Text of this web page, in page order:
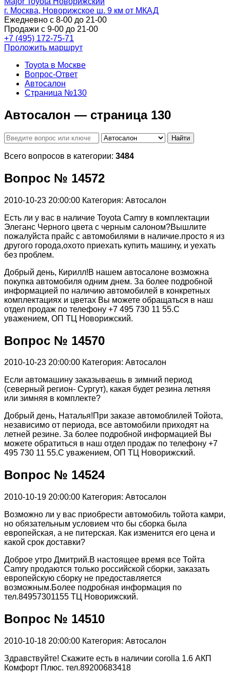
г. Москва, Новорижское ш. 9 км от МКАД
Ежедневно с 8-00 до 21-00
Продажи с 9-00 до 21-00
+7 (495) 172-75-71
Проложить маршрут
Toyota в Москве
Вопрос-Ответ
Автосалон
Страница №130
Автосалон — страница 130
Найти
Всего вопросов в категории: 3484
Вопрос № 14572
2010-10-23 20:00:00 Категория: Автосалон
Есть ли у вас в наличие Toyota Camry в комплектации
Элеганс Черного цвета с черным салоном?Вышлите
пожалуйста прайс с автомобилями в наличие.просто я из
другого города,охото приехать купить машину, и уехать
без проблем.
Добрый день, Кирилл!В нашем автосалоне возможна
покупка автомобиля одним днем. За более подробной
информацией по наличию автомобилей в конкретных
комплектациях и цветах Вы можете обращаться в наш
отдел продаж по телефону +7 495 730 11 55.С
уважением, ОП ТЦ Новорижский.
Вопрос № 14570
2010-10-23 20:00:00 Категория: Автосалон
Если автомашину заказываешь в зимний период
(северный регион- Сургут), какая будет резина летняя
или зимняя в комплекте?
Добрый день, Наталья!При заказе автомоблилей Тойота,
независимо от периода, все автомобили приходят на
летней резине. За более подробной информацией Вы
можете обратиться в наш отдел продаж по телефону +7
495 730 11 55.С уважением, ОП ТЦ Новорижский.
Вопрос № 14524
2010-10-19 20:00:00 Категория: Автосалон
Возможно ли у вас приобрести автомобиль тойота камри,
но обязательным условием что бы сборка была
европейская, а не питерская. Как изменится его цена и
какой срок доставки?
Доброе утро Дмитрий.В настоящее время все Тойта
Camry продаются только российской сборки, заказать
европейскую сборку не предоставляется
возможным.Более подробная информация по
тел.84957301155 ТЦ Новорижский.
Вопрос № 14510
2010-10-18 20:00:00 Категория: Автосалон
Здравствуйте! Скажите есть в наличии corolla 1.6 АКП
Комфорт Плюс. тел.89200683418